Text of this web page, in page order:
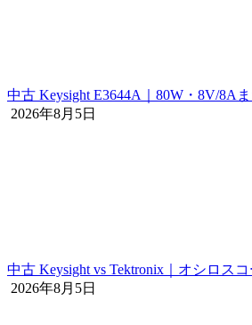
中古 Keysight E3644A｜80W・8V/8A
2026年8月5日
中古 Keysight vs Tektronix｜オシロス
2026年8月5日